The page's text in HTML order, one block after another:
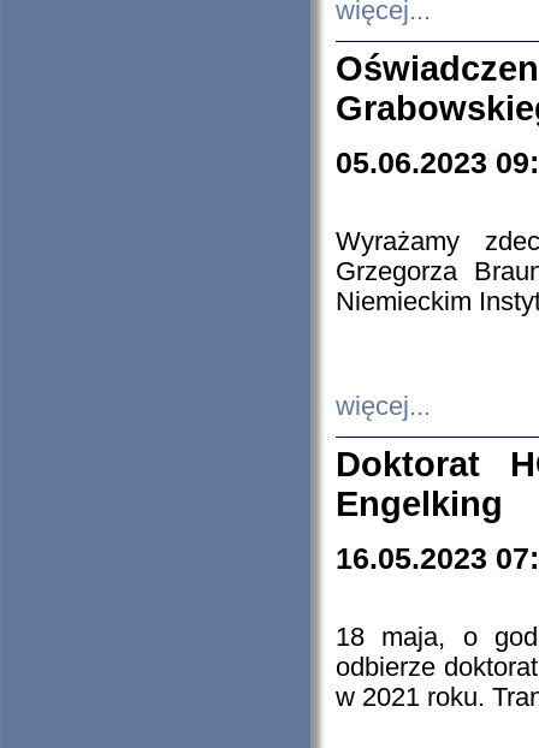
więcej...
05.06.2023
Wyrażamy
Grzegorza
Niemieckim
więcej...
Doktorat
Engelking
16.05.2023
18 maja, o
odbierze
w 2021 roku.